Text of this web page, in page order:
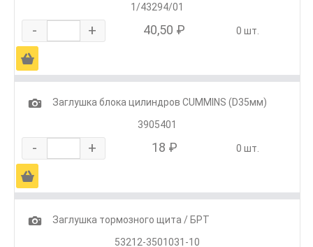
1/43294/01
- + 40,50 ₽ 0 шт.
Ä
1
Заглушка блока цилиндров CUMMINS (D35мм)
3905401
- + 18 ₽ 0 шт.
Ä
1
Заглушка тормозного щита / БРТ
53212-3501031-10